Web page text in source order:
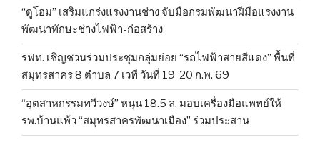
“ดูโฮม” เสริมแกร่งแรงงานช่าง จับมือกรมพัฒนาฝีมือแรงงาน
พัฒนาทักษะช่างไฟฟ้า-ก่อสร้าง
รฟท. เชิญชวนร่วมประชุมกลุ่มย่อย “รถไฟฟ้าสายสีแดง” พื้นที่
สมุทรสาคร 8 ตำบล 7 เวที วันที่ 19-20 ก.พ. 69
“อุตสาหกรรมทวีวงษ์” หนุน 18.5 ล. มอบเครื่องมือแพทย์ให้
รพ.บ้านแพ้ว “สมุทรสาครพัฒนาเมือง” ร่วมประสาน